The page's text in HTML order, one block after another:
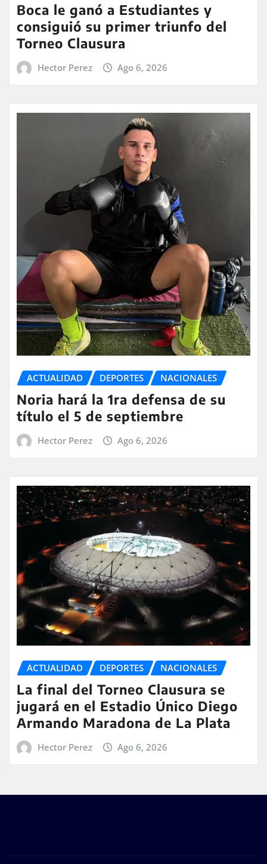
Boca le ganó a Estudiantes y
consiguió su primer triunfo del
Torneo Clausura
Hector Perez Ago 6, 2026
ACTUALIDAD DEPORTES NACIONALES
Noria hará la 1ra defensa de su
título el 5 de septiembre
Hector Perez Ago 6, 2026
ACTUALIDAD DEPORTES NACIONALES
La final del Torneo Clausura se
jugará en el Estadio Único Diego
Armando Maradona de La Plata
Hector Perez Ago 6, 2026